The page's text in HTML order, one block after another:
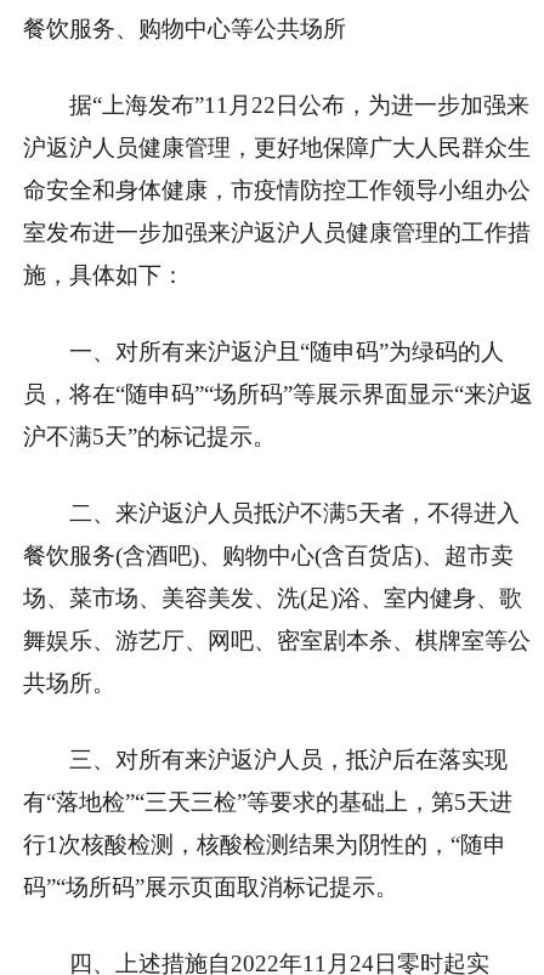
餐饮服务、购物中心等公共场所
据“上海发布”11月22日公布，为进一步加强来
沪返沪人员健康管理，更好地保障广大人民群众生
命安全和身体健康，市疫情防控工作领导小组办公
室发布进一步加强来沪返沪人员健康管理的工作措
施，具体如下：
一、对所有来沪返沪且“随申码”为绿码的人
员，将在“随申码”“场所码”等展示界面显示“来沪返
沪不满5天”的标记提示。
二、来沪返沪人员抵沪不满5天者，不得进入
餐饮服务(含酒吧)、购物中心(含百货店)、超市卖
场、菜市场、美容美发、洗(足)浴、室内健身、歌
舞娱乐、游艺厅、网吧、密室剧本杀、棋牌室等公
共场所。
三、对所有来沪返沪人员，抵沪后在落实现
有“落地检”“三天三检”等要求的基础上，第5天进
行1次核酸检测，核酸检测结果为阴性的，“随申
码”“场所码”展示页面取消标记提示。
四、上述措施自2022年11月24日零时起实